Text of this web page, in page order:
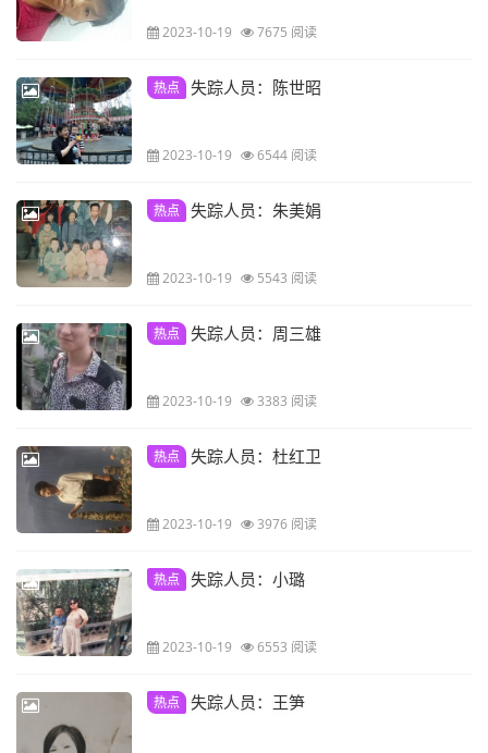
2023-10-19 7675 阅读
热点 失踪人员：陈世昭
2023-10-19 6544 阅读
热点 失踪人员：朱美娟
2023-10-19 5543 阅读
热点 失踪人员：周三雄
2023-10-19 3383 阅读
热点 失踪人员：杜红卫
2023-10-19 3976 阅读
热点 失踪人员：小璐
2023-10-19 6553 阅读
热点 失踪人员：王笋